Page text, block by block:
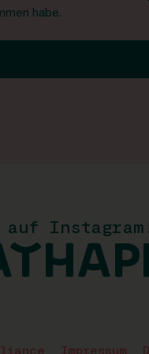
habe.
auf
Impressum